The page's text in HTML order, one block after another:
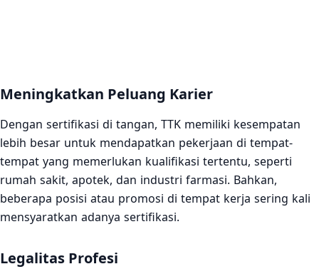
Meningkatkan Peluang Karier
Dengan sertifikasi di tangan, TTK memiliki kesempatan
lebih besar untuk mendapatkan pekerjaan di tempat-
tempat yang memerlukan kualifikasi tertentu, seperti
rumah sakit, apotek, dan industri farmasi. Bahkan,
beberapa posisi atau promosi di tempat kerja sering kali
mensyaratkan adanya sertifikasi.
Legalitas Profesi